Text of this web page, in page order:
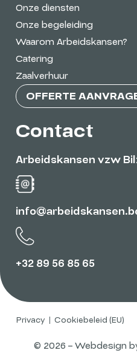
Onze diensten
Onze begeleiding
Waarom Arbeidskansen?
Catering
Zaalverhuur
OFFERTE
Contact
Arbeidskansen vzw
+32 89 56 85 65
Privacy Cookiebeleid (EU)
© 2026 – Webdesign